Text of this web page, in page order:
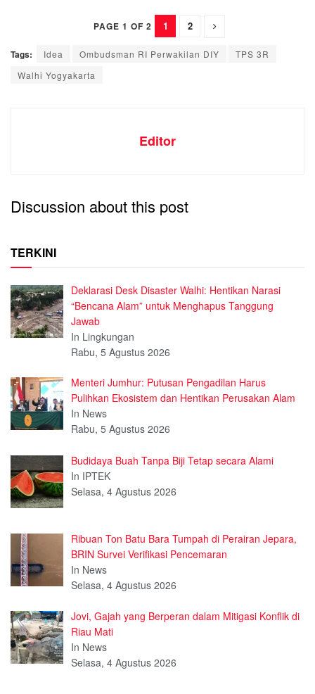
PAGE 1 OF 2 1 2
Tags: Idea Ombudsman RI Perwakilan DIY
TPS 3R
Walhi Yogyakarta
Editor
Discussion about this post
TERKINI
Deklarasi Desk Disaster Walhi: Hentikan Narasi
“Bencana Alam” untuk Menghapus Tanggung
Jawab
In Lingkungan
Rabu, 5 Agustus 2026
Menteri Jumhur: Putusan Pengadilan Harus
Pulihkan Ekosistem dan Hentikan Perusakan Alam
In News
Rabu, 5 Agustus 2026
Budidaya Buah Tanpa Biji Tetap secara Alami
In IPTEK
Selasa, 4 Agustus 2026
Ribuan Ton Batu Bara Tumpah di Perairan Jepara,
BRIN Survei Verifikasi Pencemaran
In News
Selasa, 4 Agustus 2026
Jovi, Gajah yang Berperan dalam Mitigasi Konflik di
Riau Mati
In News
Selasa, 4 Agustus 2026